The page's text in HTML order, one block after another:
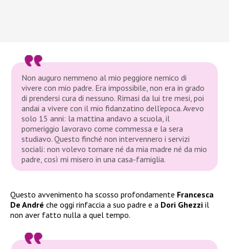
Non auguro nemmeno al mio peggiore nemico di
vivere con mio padre. Era impossibile, non era in grado
di prendersi cura di nessuno. Rimasi da lui tre mesi, poi
andai a vivere con il mio fidanzatino dell’epoca. Avevo
solo 15 anni: la mattina andavo a scuola, il
pomeriggio lavoravo come commessa e la sera
studiavo. Questo finché non intervennero i servizi
sociali: non volevo tornare né da mia madre né da mio
padre, così mi misero in una casa-famiglia.
Questo avvenimento ha scosso profondamente Francesca
De André che oggi rinfaccia a suo padre e a Dori Ghezzi il
non aver fatto nulla a quel tempo.